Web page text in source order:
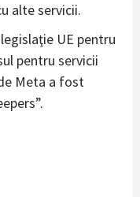
alte servicii.
UE pentru
pentru servicii
Meta a fost